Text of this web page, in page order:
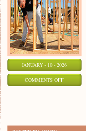
JANUARY - 10 - 2026
COMMENTS OFFON